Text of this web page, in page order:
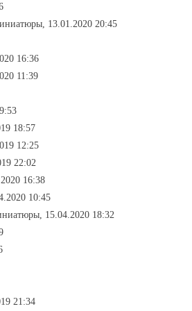
13.01.2020 20:45
16:36
11:39
18:57
12:25
22:02
16:38
10:45
15.04.2020 18:32
21:34